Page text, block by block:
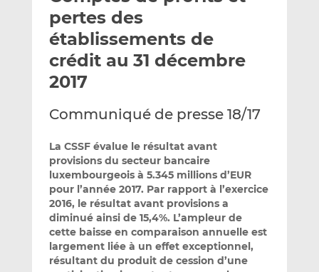
p
a
m
i
l
r
s
L
n
k
e
d
I
n
r
s
F
c
e
b
o
o
k
pertes des
établissements de
crédit au 31 décembre
2017
Communiqué de presse 18/17
La CSSF évalue le résultat avant
provisions du secteur bancaire
luxembourgeois à 5.345 millions d’EUR
pour l’année 2017. Par rapport à l’exercice
2016, le résultat avant provisions a
diminué ainsi de 15,4%. L’ampleur de
cette baisse en comparaison annuelle est
largement liée à un effet exceptionnel,
résultant du produit de cession d’une